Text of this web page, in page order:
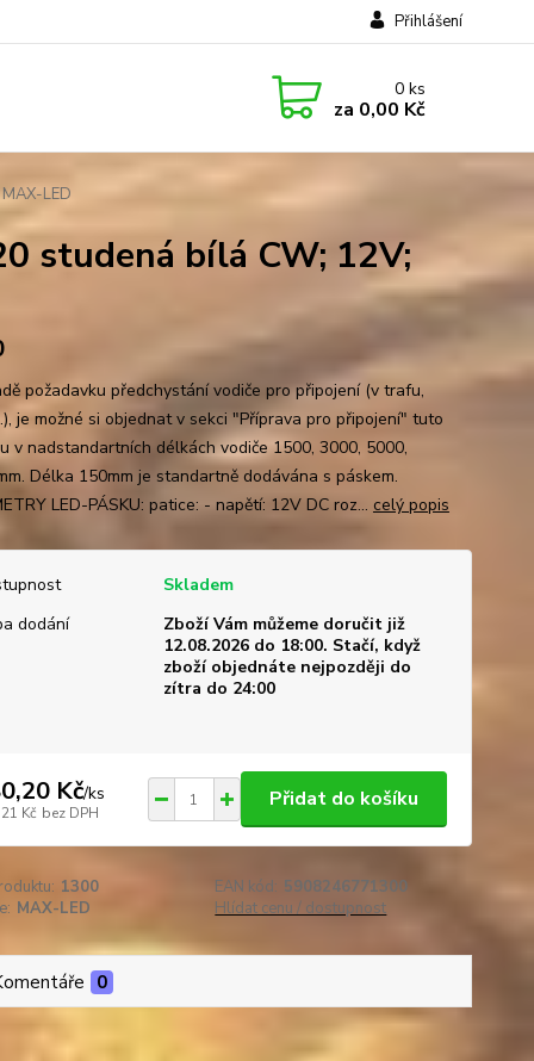
Přihlášení
0ks
za 0,00 Kč
LED
studená bílá CW; 12V;
požadavku předchystání vodiče pro připojení (v trafu,
je možné si objednat v sekci "Příprava pro připojení" tuto
v nadstandartních délkách vodiče 1500, 3000, 5000,
Délka 150mm je standartně dodávána s páskem.
LED-PÁSKU: patice: - napětí: 12V DC roz... celý popis
Skladem
dodání
Zboží Vám můžeme doručit již
12.08.2026 do 18:00. Stačí, když
zboží objednáte nejpozději do
zítra do 24:00
Kč/ks
Kč bez DPH
Přidat do košíku
1300 EAN kód: 5908246771300
MAX-LED Hlídat cenu / dostupnost
0